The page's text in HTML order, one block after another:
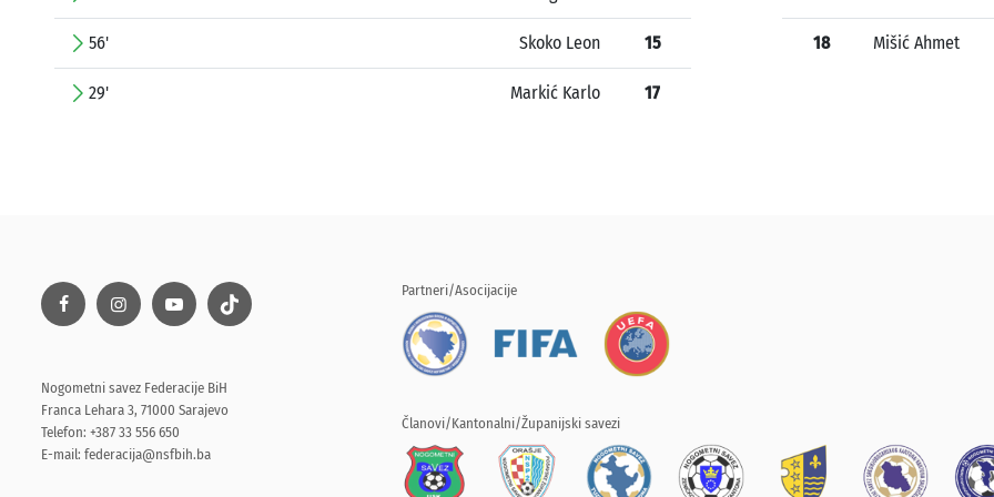
56' Skoko Leon 15
29' Markić Karlo 17
18 Mišić Ahmet
Nogometni savez Federacije BiH
Franca Lehara 3, 71000 Sarajevo
Telefon: +387 33 556 650
E-mail: federacija@nsfbih.ba
Partneri/Asocijacije
Članovi/Kantonalni/Županijski savezi